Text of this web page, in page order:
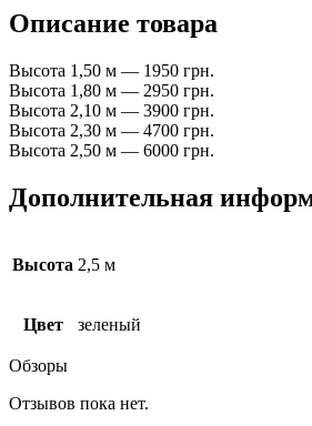
Описание товара
Высота 1,50 м — 1950 грн.
Высота 1,80 м — 2950 грн.
Высота 2,10 м — 3900 грн.
Высота 2,30 м — 4700 грн.
Высота 2,50 м — 6000 грн.
Дополнительная
Высота 2,5 м
Цвет зеленый
Обзоры
Отзывов пока нет.